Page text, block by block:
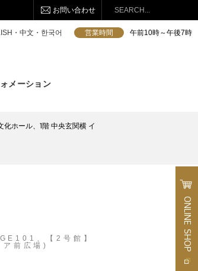
お問い合わせ 検索
ONLINE
SHOP
・中文・한국어 営業時間 午前10時～午後7時
メーション
化ホール、1階 中央玄関横 イ
、【2号館】
前広場)